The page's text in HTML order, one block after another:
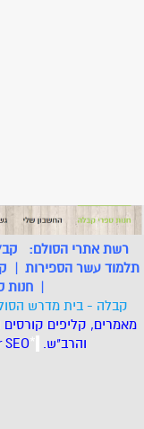
רשת אתרי הסולם:
תלמוד עשר הספירות |
| חנות
קבלה - בית מדרש
מאמרים, קליפים
והרב"ש. *
SEO